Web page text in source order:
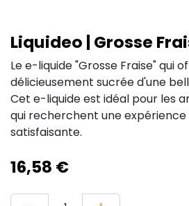
Liquideo | Grosse
Le e-liquide "Grosse Fraise" qui
délicieusement sucrée d'une
Cet e-liquide est idéal pour les
qui recherchent une
satisfaisante.
16,58 €